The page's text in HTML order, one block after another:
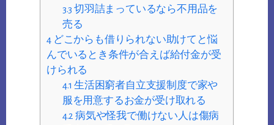
3.3 切羽詰まっているなら不用品を
売る
4どこからも借りられない助けてと悩
んでいるとき条件が合えば給付金が受
けられる
4.1 生活困窮者自立支援制度で家や
服を用意するお金が受け取れる
4.2 病気や怪我で働けない人は傷病